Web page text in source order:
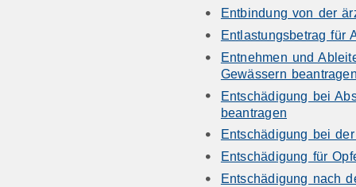
Entbindung von der
Entlastungsbetrag für
Entnehmen und
Gewässern
Entschädigung bei
beantragen
Entschädigung bei
Entschädigung für
Entschädigung nach